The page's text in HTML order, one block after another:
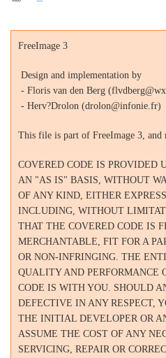
FreeImage 3
Design and implementation by
- Floris van den Berg
- Herv?Drolon (drolon@infonie.fr)
This file is part of FreeImage 3,
COVERED CODE IS PROVIDED
AN "AS IS" BASIS, WITHOUT
OF ANY KIND, EITHER
INCLUDING, WITHOUT
THAT THE COVERED CODE IS
MERCHANTABLE, FIT FOR A
OR NON-INFRINGING. THE
QUALITY AND PERFORMANCE
CODE IS WITH YOU. SHOULD
DEFECTIVE IN ANY RESPECT,
THE INITIAL DEVELOPER OR
ASSUME THE COST OF ANY
SERVICING, REPAIR OR